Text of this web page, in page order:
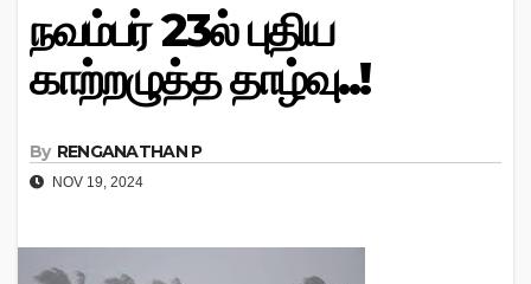
நவம்பர் 23ல் புதிய
காற்றழுத்த தாழ்வு..!
By RENGANATHAN P
NOV 19, 2024